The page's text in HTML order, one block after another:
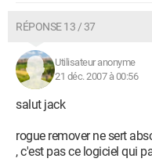
RÉPONSE 13 / 37
Utilisateur anonyme
21 déc. 2007 à 00:56
salut jack
rogue remover ne sert
, c'est pas ce logiciel qui